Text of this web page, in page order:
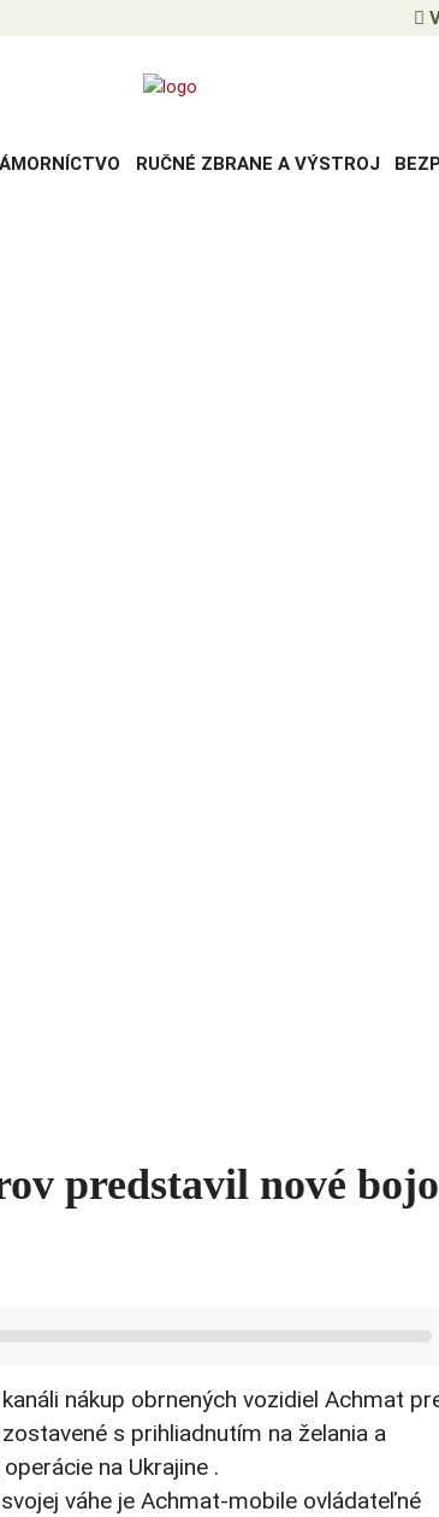
RUČNÉ ZBRANE A VÝSTROJ
predstavil nové
nákup obrnených vozidiel Achmat
s prihliadnutím na želania a
na Ukrajine .
váhe je Achmat-mobile ovládateľné